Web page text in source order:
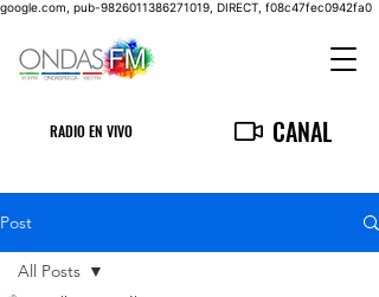
google.com, pub-9826011386271019, DIRECT, f08c47fec0942fa0
RADIO EN VIVO CANAL
Post
All Posts